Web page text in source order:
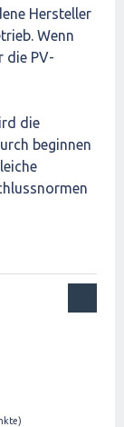
Hersteller
Wenn
die PV-
die
beginnen